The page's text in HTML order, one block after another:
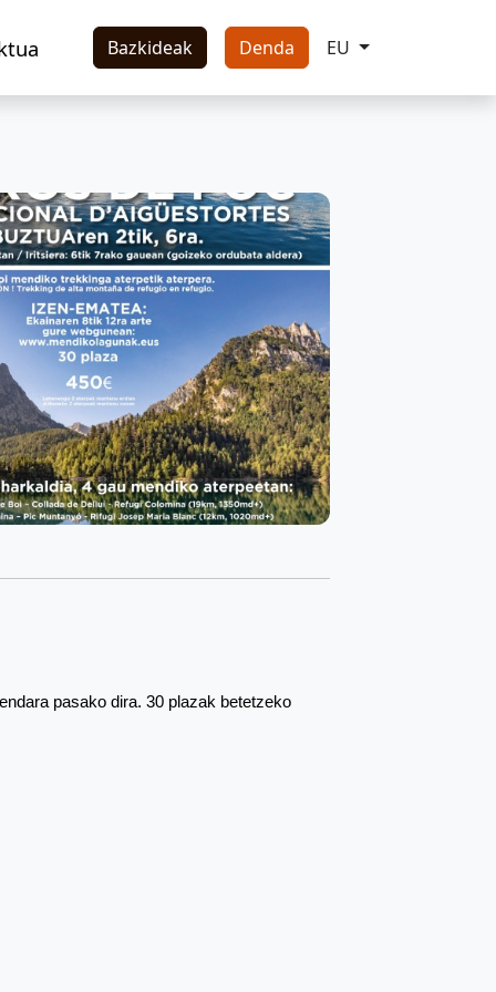
Bazkideak Denda EU
pasako dira. 30 plazak betetzeko